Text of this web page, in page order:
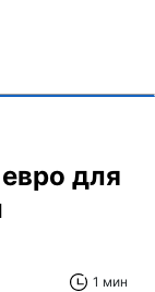
для
1 мин